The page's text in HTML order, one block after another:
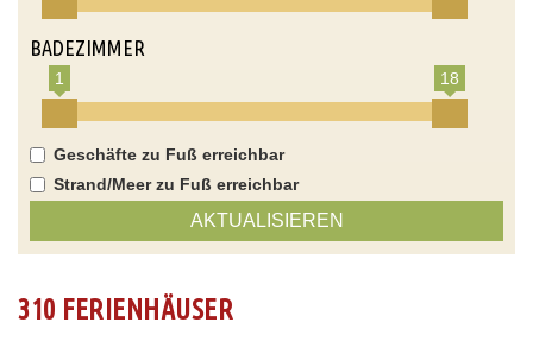
BADEZIMMER
1 18
Geschäfte zu Fuß erreichbar
Strand/Meer zu Fuß erreichbar
AKTUALISIEREN
310 FERIENHÄUSER